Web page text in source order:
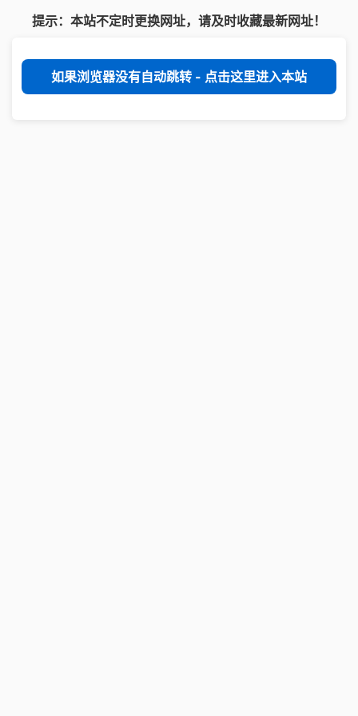
提示：本站不定时更换网址，请及时收藏最新网址！
如果浏览器没有自动跳转 - 点击这里进入本站